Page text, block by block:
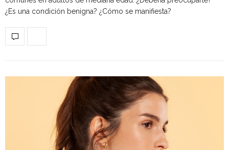
¿Es una condición benigna? ¿Cómo se manifiesta?